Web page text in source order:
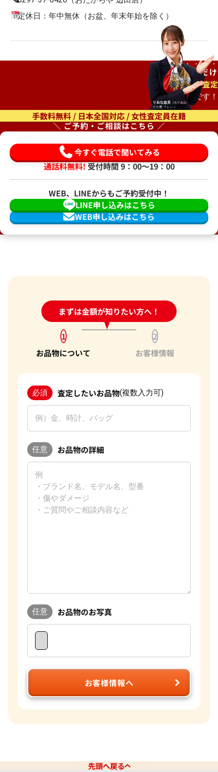
定休日：年中無休（お盆、年末年始を除く）
ご自宅で待つだけ
出張査定
もオススメです！
手数料無料 / 日本全国対応 / 女性査定員在籍
＼ ご予約・ご相談はこちら ／
今すぐ電話で聞いてみる
通話料無料!受付時間 9：00〜19：00
WEB、LINEからもご予約受付中！
WEB申し込みはこちら
LINE申し込みはこちら
まずは金額が知りたい方へ！
24時間受付中!問い合わせフォーム
1
お品物について
2
お客様情報
必須 査定したいお品物(複数入力可)
任意 お品物の詳細
任意 お品物のお写真
お客様情報へ
先頭へ戻る